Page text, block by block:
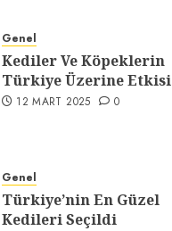
Genel
Kediler Ve Köpeklerin
Türkiye Üzerine Etkisi
12 MART 2025 0
Genel
Türkiye’nin En Güzel
Kedileri Seçildi